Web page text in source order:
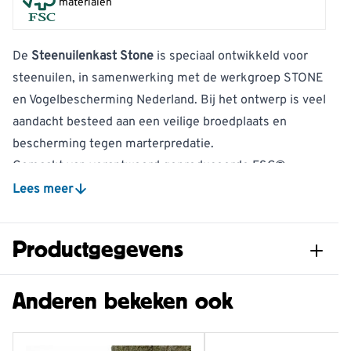
materialen
De Steenuilenkast Stone is speciaal ontwikkeld voor
steenuilen, in samenwerking met de werkgroep STONE
en Vogelbescherming Nederland. Bij het ontwerp is veel
aandacht besteed aan een veilige broedplaats en
bescherming tegen marterpredatie.
Gemaakt van verantwoord geproduceerde FSC®-
materialen
Extra ruime broedruimte met verbeterde
marterprotectie
Steeds meer broedsels van steenuilen in nestkasten
hebben experts van stichting STONE bestaande
Lees meer
Productgegevens
Artikelnummer 930640120
Anderen bekeken ook